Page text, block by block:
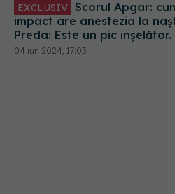
EXCLUSIV
impact are anestezia la
Preda: Este un pic înșelător.
anestezia peridurală
04 iun 2024, 17:03